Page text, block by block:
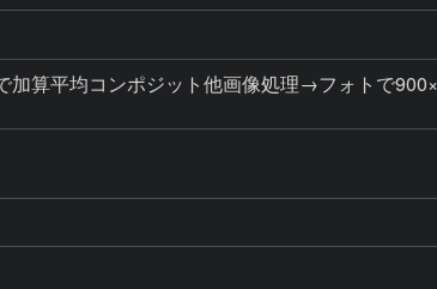
算平均コンポジット他画像処理→フォトで